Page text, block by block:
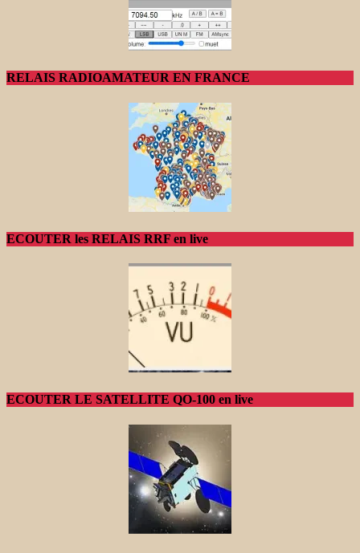
RELAIS RADIOAMATEUR EN FRANCE
ECOUTER les RELAIS RRF en live
ECOUTER LE SATELLITE QO-100 en live